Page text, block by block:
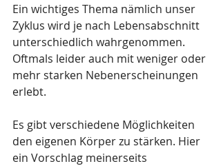
Ein wichtiges Thema nämlich unser
Zyklus wird je nach Lebensabschnitt
unterschiedlich wahrgenommen.
Oftmals leider auch mit weniger oder
mehr starken Nebenerscheinungen
erlebt.
Es gibt verschiedene Möglichkeiten
den eigenen Körper zu stärken. Hier
ein Vorschlag meinerseits